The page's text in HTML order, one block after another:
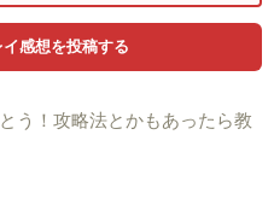
う！攻略法とかもあったら教